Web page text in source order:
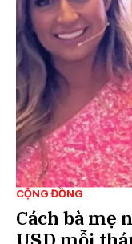
CỘNG ĐỒNG
Cách bà mẹ
USD mỗi